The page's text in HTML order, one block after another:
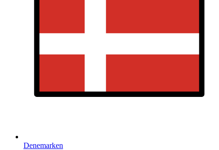
Denemarken